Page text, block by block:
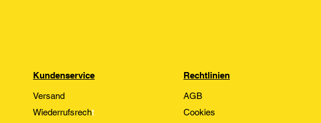
Kundenservice
Versand
Wiederrufsrecht
Rechtlinien
AGB
Cookies